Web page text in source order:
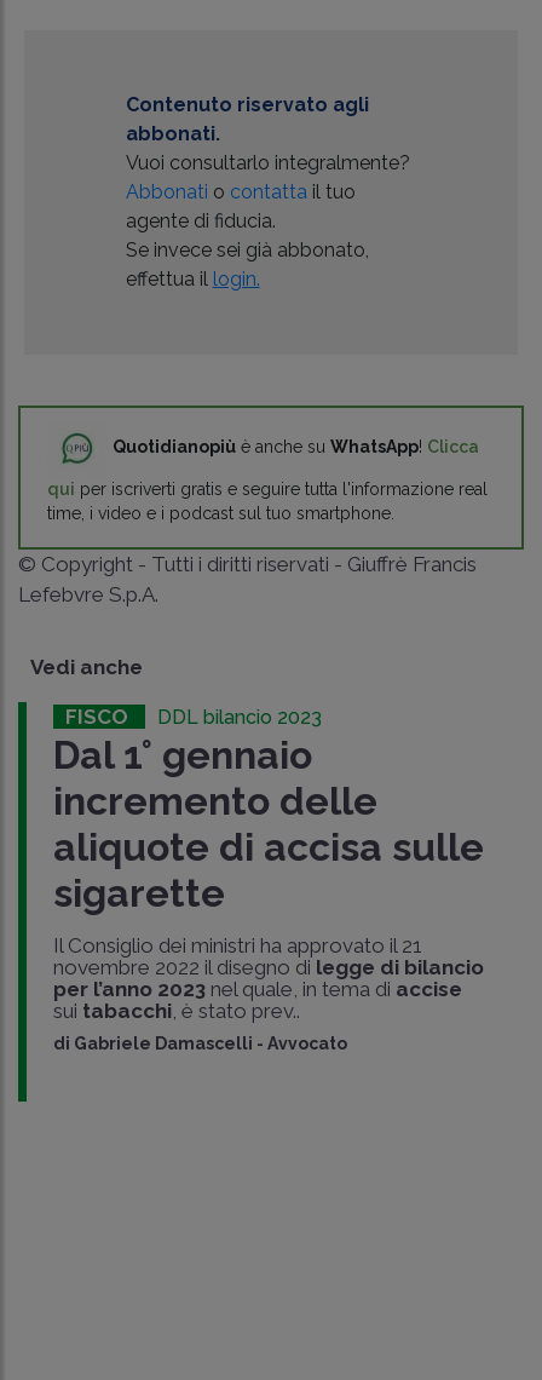
Contenuto riservato agli
abbonati.
Vuoi consultarlo integralmente?
Abbonati o contattail tuo
agente di fiducia.
Se invece sei già abbonato,
effettua il login.
Quotidianopiù è anche su WhatsApp! Clicca
qui per iscriverti gratis e seguire tutta l'informazione real
time, i video e i podcast sul tuo smartphone.
© Copyright - Tutti i diritti riservati - Giuffrè Francis
Lefebvre S.p.A.
Vedi anche
FISCO DDL bilancio 2023
Dal 1° gennaio
incremento delle
aliquote di accisa sulle
sigarette
Il Consiglio dei ministri ha approvato il 21
novembre 2022 il disegno di legge di bilancio
per l’anno 2023 nel quale, in tema di accise
sui tabacchi, è stato prev..
di Gabriele Damascelli - Avvocato